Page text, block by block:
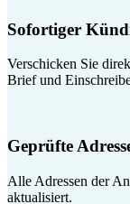
Sofortiger
Verschicken Sie
Brief und
Geprüfte
Alle Adressen der
aktualisiert.